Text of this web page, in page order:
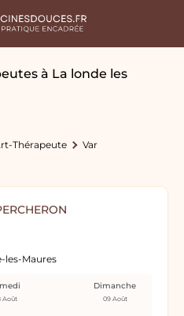
à La londe les
Thérapeute
Var
les-Maures
Août
Dimanche
09 Août